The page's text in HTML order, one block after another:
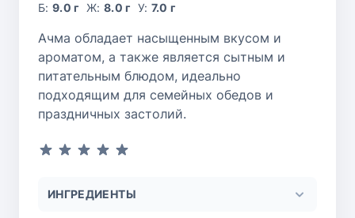
Б:9.0 г Ж: 8.0 г У: 7.0 г
Ачма обладает насыщенным вкусом и
ароматом, а также является сытным и
питательным блюдом, идеально
подходящим для семейных обедов и
праздничных застолий.
ИНГРЕДИЕНТЫ